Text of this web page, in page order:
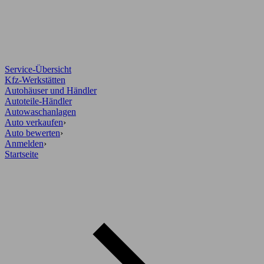
Service-Übersicht
Kfz-Werkstätten
Autohäuser und Händler
Autoteile-Händler
Autowaschanlagen
Auto verkaufen›
Auto bewerten›
Anmelden›
Startseite